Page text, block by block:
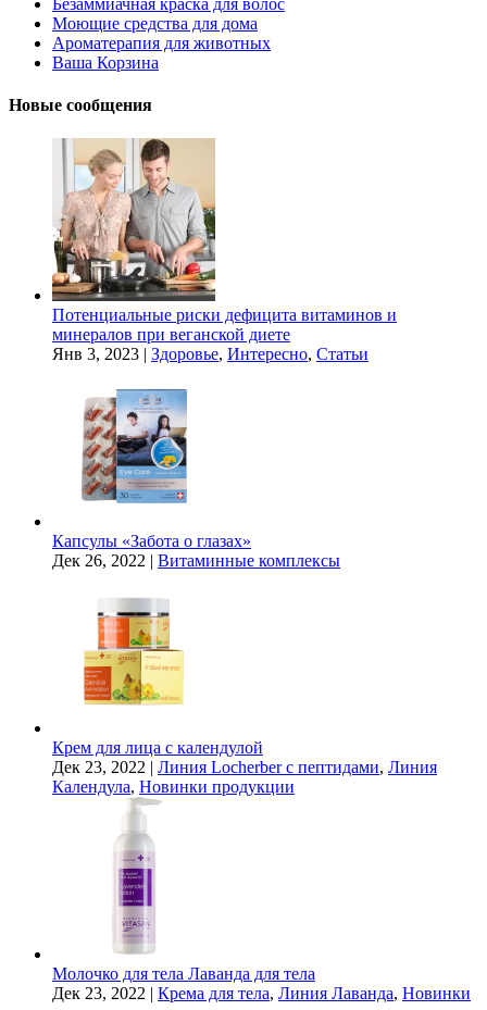
Моющие средства для дома
Ароматерапия для животных
Ваша Корзина
Новые сообщения
Потенциальные риски дефицита витаминов и
минералов при веганской диете
Янв 3, 2023 | Здоровье, Интересно, Статьи
Капсулы «Забота о глазах»
Дек 26, 2022 | Витаминные комплексы
Крем для лица с календулой
Дек 23, 2022 | Линия Locherber с пептидами, Линия
Календула, Новинки продукции
Молочко для тела Лаванда для тела
Дек 23, 2022 | Крема для тела, Линия Лаванда, Новинки